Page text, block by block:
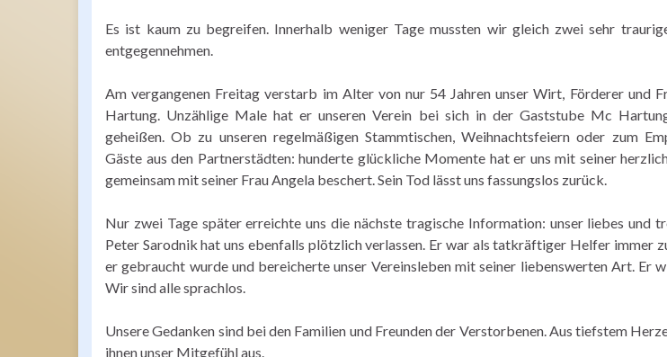
Es ist kaum zu begreifen. Innerhalb weniger Tage mussten wir gleich zwei sehr
entgegennehmen.
Am vergangenen Freitag verstarb im Alter von nur 54 Jahren unser Wirt, Förderer und
Hartung. Unzählige Male hat er unseren Verein bei sich in der Gaststube Mc
geheißen. Ob zu unseren regelmäßigen Stammtischen, Weihnachtsfeiern oder zum
Gäste aus den Partnerstädten: hunderte glückliche Momente hat er uns mit seiner
gemeinsam mit seiner Frau Angela beschert. Sein Tod lässt uns fassungslos zurück.
Nur zwei Tage später erreichte uns die nächste tragische Information: unser liebes und
Peter Sarodnik hat uns ebenfalls plötzlich verlassen. Er war als tatkräftiger Helfer immer
er gebraucht wurde und bereicherte unser Vereinsleben mit seiner liebenswerten Art. Er
Wir sind alle sprachlos.
Unsere Gedanken sind bei den Familien und Freunden der Verstorbenen. Aus tiefstem
ihnen unser Mitgefühl aus.